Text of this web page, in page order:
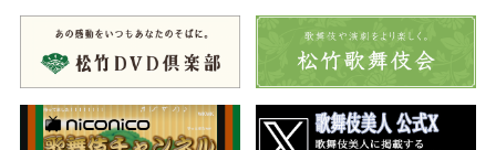
二、連獅子（れんじし）
勇壮な獅子の豪快な毛振り
霊地清涼山の麓にある石橋。狂言師の右近と左近が石橋の由来
や、文殊菩薩の使いである霊獣獅子の親子の伝説を踊って見せま